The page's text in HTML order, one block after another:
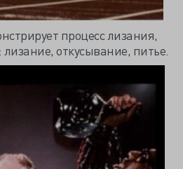
процесс лизания,
откусывание, питье.